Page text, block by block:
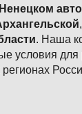
,
. Наша
условия